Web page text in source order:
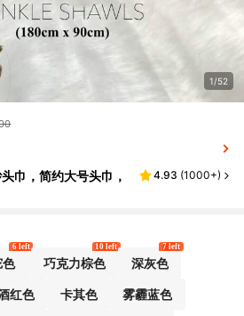
1/52
巾，简约大号头巾，
4.93 (1000+)
色
6 left
巧克力棕色
10 left
深灰色
7 left
红色 卡其色 雾霾蓝色